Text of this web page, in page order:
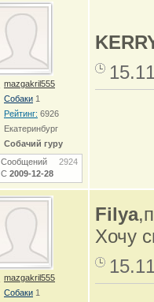
mazgakril555
Собаки 1
Рейтинг: 6926
Екатеринбург
Собачий гуру
Сообщений 2924
С 2009-12-28
mazgakril555
Собаки 1
Filya
Хочу